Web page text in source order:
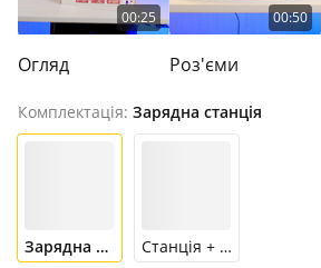
00:25
Огляд
00:50
Роз'єми
Комплектація: Зарядна станція
Зарядна станція
Станція + панель